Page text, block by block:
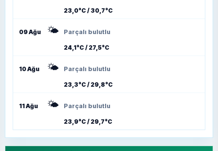
23,0°C / 30,7°C
09 Ağu 🌤️ Parçalı bulutlu
24,1°C / 27,5°C
10 Ağu 🌤️ Parçalı bulutlu
23,3°C / 29,8°C
11 Ağu 🌤️ Parçalı bulutlu
23,9°C / 29,7°C